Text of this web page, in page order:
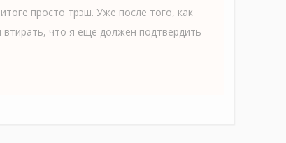
просто трэш. Уже после того, как
втирать, что я ещё должен подтвердить